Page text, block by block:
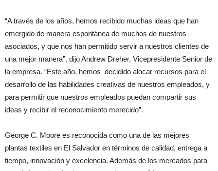
“A través de los años, hemos recibido muchas ideas que han
emergido de manera espontánea de muchos de nuestros
asociados, y que nos han permitido servir a nuestros clientes de
una mejor manera”, dijo Andrew Dreher, Vicepresidente Senior de
la empresa. “Este año, hemos decidido alocar recursos para el
desarrollo de las habilidades creativas de nuestros empleados, y
para permitir que nuestros empleados puedan compartir sus
ideas y recibir el reconocimiento merecido”.
George C. Moore es reconocida como una de las mejores
plantas textiles en El Salvador en términos de calidad, entrega a
tiempo, innovación y excelencia. Además de los mercados para